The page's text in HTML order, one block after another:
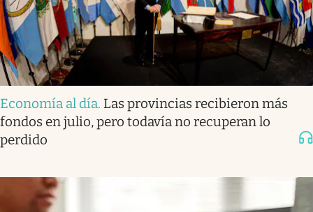
Economía al día. Las provincias recibieron más
fondos en julio, pero todavía no recuperan lo
perdido